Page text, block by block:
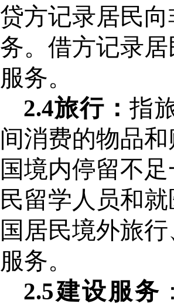
贷方记录居民
务。借方记录
服务。
2.4旅行：指
间消费的物品
国境内停留不
民留学人员和
国居民境外旅
服务。
2.5建设服务